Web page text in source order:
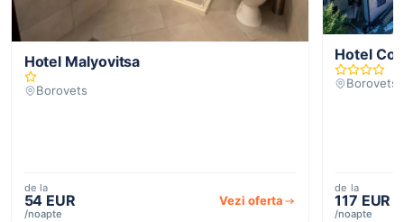
Hotel Malyovitsa
Borovets
de la
54 EUR
/noapte
Vezi oferta
Hotel
Borovets
de la
117 EUR
/noapte